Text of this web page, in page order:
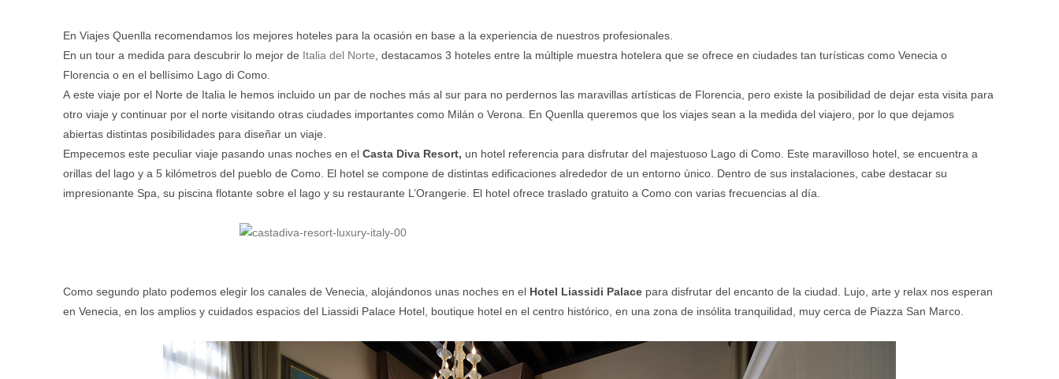
En Viajes Quenlla recomendamos los mejores hoteles para la ocasión en base a la experiencia de nuestros profesionales.
En un tour a medida para descubrir lo mejor de Italia del Norte , destacamos 3 hoteles entre la múltiple muestra hotelera que se ofrece en ciudades tan turísticas como Venecia o
Florencia o en el bellísimo Lago di Como.
A este viaje por el Norte de Italia le hemos incluido un par de noches más al sur para no perdernos las maravillas artísticas de Florencia, pero existe la posibilidad de dejar esta visita para
otro viaje y continuar por el norte visitando otras ciudades importantes como Milán o Verona. En Quenlla queremos que los viajes sean a la medida del viajero, por lo que dejamos
abiertas distintas posibilidades para diseñar un viaje.
Empecemos este peculiar viaje pasando unas noches en el Casta Diva Resort, un hotel referencia para disfrutar del majestuoso Lago di Como. Este maravilloso hotel, se encuentra a
orillas del lago y a 5 kilómetros del pueblo de Como. El hotel se compone de distintas edificaciones alrededor de un entorno único. Dentro de sus instalaciones, cabe destacar su
impresionante Spa, su piscina flotante sobre el lago y su restaurante L’Orangerie. El hotel ofrece traslado gratuito a Como con varias frecuencias al día.
Como segundo plato podemos elegir los canales de Venecia, alojándonos unas noches en el Hotel Liassidi Palace para disfrutar del encanto de la ciudad. Lujo, arte y relax nos esperan
en Venecia, en los amplios y cuidados espacios del Liassidi Palace Hotel, boutique hotel en el centro histórico, en una zona de insólita tranquilidad, muy cerca de Piazza San Marco.